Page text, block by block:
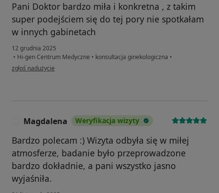
Pani Doktor bardzo miła i konkretna , z takim
super podejściem się do tej pory nie spotkałam
w innych gabinetach
12 grudnia 2025
• Hi-gen Centrum Medyczne • konsultacja ginekologiczna •
w opinii użytkownika Emilia
zgłoś nadużycie
Magdalena Weryfikacja wizyty
Bardzo polecam :) Wizyta odbyła się w miłej
atmosferze, badanie było przeprowadzone
bardzo dokładnie, a pani wszystko jasno
wyjaśniła.